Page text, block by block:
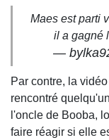
Maes est parti
il a gagné
—
Par contre, la
rencontré
l'oncle de Booba,
faire réagir si elle